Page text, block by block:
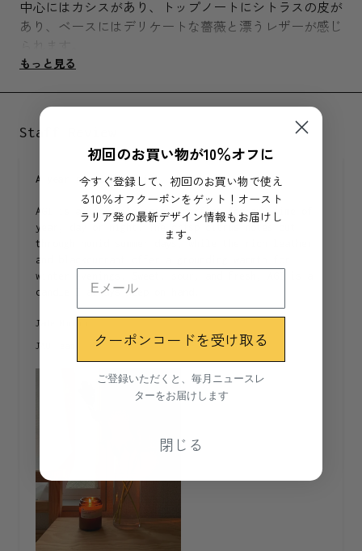
中心にはカシスがあり、トップノートにシトラスの皮が
あり、ベースにはデリケートな薔薇と漂うレザーが感じ
素材
キャンドルには100%ナチュラルの大豆油でつくられたプ
レミアムグレードのフレグランスオイルとエッセンシャ
ルオイル、芯には天然繊維のコットンを使用。
サイズ
幅 7cm × 高さ9cm
燃焼時間 約35〜40時間
製造地
バイロンベイ、オーストラリア
もっと見る
Staff Review
A year round favourite
AGI is a versatile scent, perfect for any time of
year, day or night. The crisp citrus notes cut
through humid summer days, while the rich leather
and blackcurrant offer a grounding warmth for
winter evenings. Sweet, sour, and fresh, AGI is a
candle I always keep on hand.
Jade Midori
JAU Team
初回のお買い物が10％オフに
今すぐ登録して、初回のお買い物で使え
る10％オフクーポンをゲット！オースト
ラリア発の最新デザイン情報もお届けし
ます。
クーポンコードを受け取る
ご登録いただくと、毎月ニュースレ
ターをお届けします
閉じる